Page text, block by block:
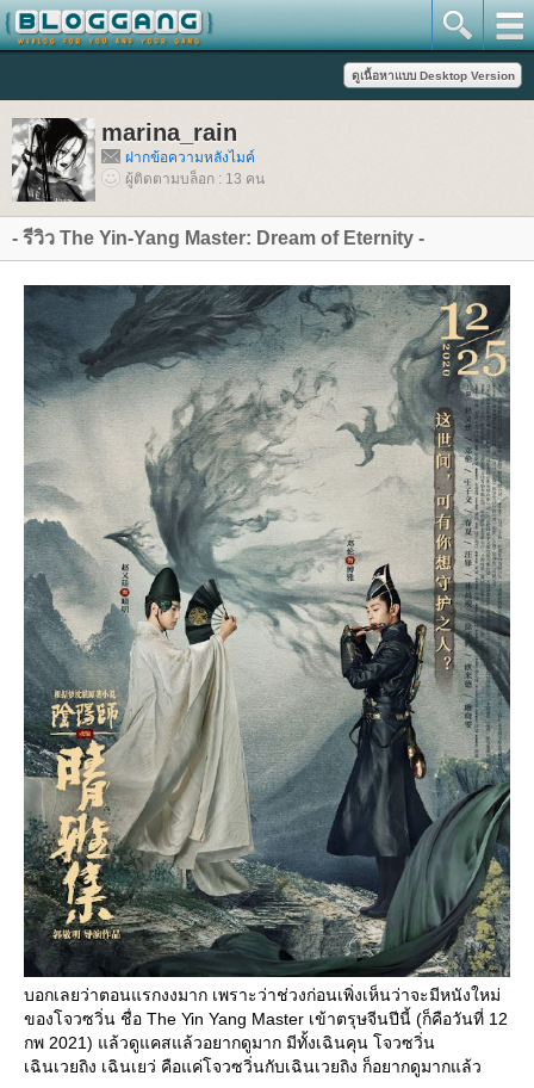
marina_rain
ฝากข้อความหลังไมค์
ผู้ติดตามบล็อก : 13 คน
- รีวิว The Yin-Yang Master: Dream of Eternity -
บอกเลยว่าตอนแรกงงมาก เพราะว่าช่วงก่อนเพิ่งเห็นว่าจะมีหนังใหม่
ของโจวซวิ่น ชื่อ The Yin Yang Master เข้าตรุษจีนปีนี้ (ก็คือวันที่ 12
กพ 2021) แล้วดูแคสแล้วอยากดูมาก มีทั้งเฉินคุน โจวซวิ่น
เฉินเวยถิง เฉินเยว่ คือแค่โจวซวิ่นกับเฉินเวยถิง ก็อยากดูมากแล้ว